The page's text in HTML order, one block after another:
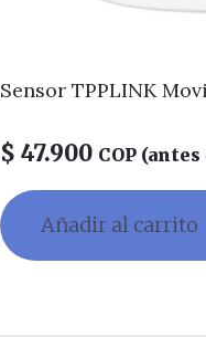
Sensor TPPLINK
$ 47.900 COP
Añadir al carrito